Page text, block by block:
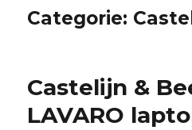
Categorie:
Castelijn &
LAVARO